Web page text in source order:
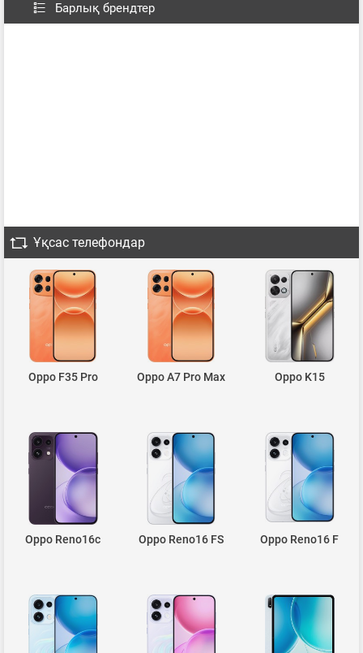
Барлық брендтер
Ұқсас телефондар
Oppo F35 Pro Oppo A7 Pro Max Oppo K15
Oppo Reno16c Oppo Reno16 FS Oppo Reno16 F